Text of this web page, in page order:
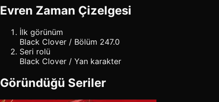
Evren Zaman Çizelgesi
İlk görünüm
Black Clover / Bölüm 247.0
Seri rolü
Black Clover / Yan karakter
Göründüğü Seriler